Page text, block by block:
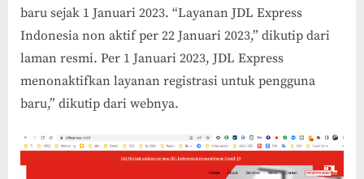
baru sejak 1 Januari 2023. “Layanan JDL Express
Indonesia non aktif per 22 Januari 2023,” dikutip dari
laman resmi. Per 1 Januari 2023, JDL Express
menonaktifkan layanan registrasi untuk pengguna
baru,” dikutip dari webnya.